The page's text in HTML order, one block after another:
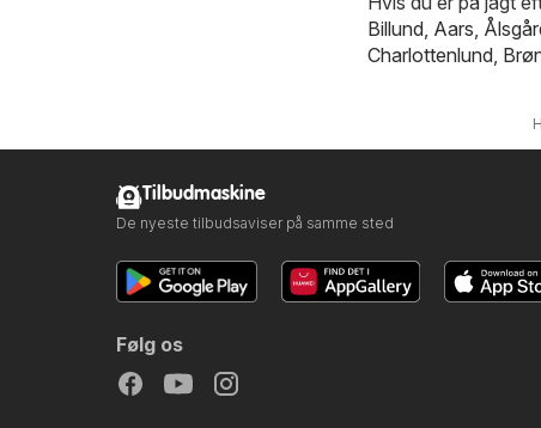
Billund Aars
Charlottenlund
Tilbudmaskine
De nyeste tilbudsaviser på samme sted
Følg os